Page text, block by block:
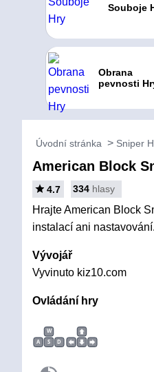
Souboje
Obrana
pevnosti
Úvodní stránka Sniper
American Block
4.7 334 hlasy
Hrajte American Block
instalací ani
Vývojář
Vyvinuto kiz10.com
Ovládání hry
W
A
S D